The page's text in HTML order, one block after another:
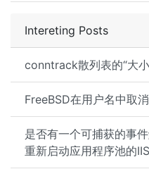
Intereting Posts
conntrack散列表的“大
FreeBSD在用户名中取
是否有一个可捕获的事
重新启动应用程序池的